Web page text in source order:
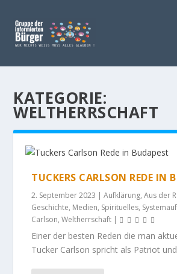
KATEGORIE:
WELTHERRSCHAFT
TUCKERS CARLSON REDE IN
2. September 2023 |Aufklärung,Aus der
Geschichte, Medien, Spirituelles,
Carlson,Weltherrschaft |
Einer der besten Reden die man
Tucker Carlson spricht als Patriot